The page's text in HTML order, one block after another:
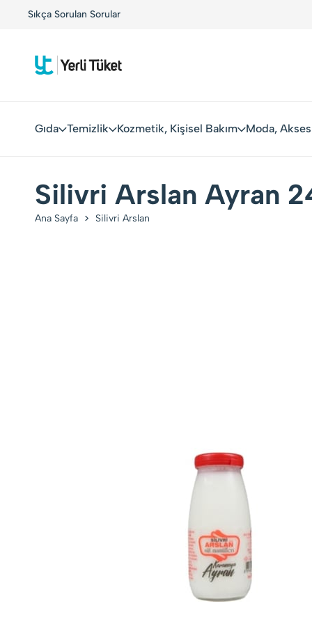
Sıkça Sorulan SorularYerli Tüketiciler, Yerli Markalarla Buluşuyor!
Gıda Temizlik Kozmetik, Kişisel Bakım Moda,
Silivri Arslan Ayran
Ana Sayfa Silivri Arslan